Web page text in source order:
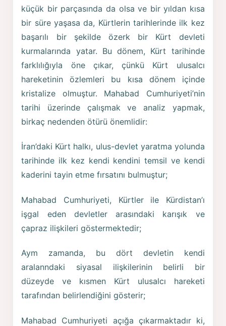
küçük bir parçasında da olsa ve bir yıldan kısa
bir süre yaşasa da, Kürtlerin tarihlerinde ilk kez
başarılı bir şekilde özerk bir Kürt devleti
kurmalarında yatar. Bu dönem, Kürt tarihinde
farklılığıyla öne çıkar, çünkü Kürt ulusalcı
hareketinin özlemleri bu kısa dönem içinde
kristalize olmuştur. Mahabad Cumhuriyeti’nin
tarihi üzerinde çalışmak ve analiz yapmak,
birkaç nedenden ötürü önemlidir:
İran’daki Kürt halkı, ulus-devlet yaratma yolunda
tarihinde ilk kez kendi kendini temsil ve kendi
kaderini tayin etme fırsatını bulmuştur;
Mahabad Cumhuriyeti, Kürtler ile Kürdistan’ı
işgal eden devletler arasındaki karışık ve
çapraz ilişkileri göstermektedir;
Aym zamanda, bu dört devletin kendi
aralanndaki siyasal ilişkilerinin belirli bir
düzeyde ve kısmen Kürt ulusalcı hareketi
tarafından belirlendiğini gösterir;
Mahabad Cumhuriyeti açığa çıkarmaktadır ki,